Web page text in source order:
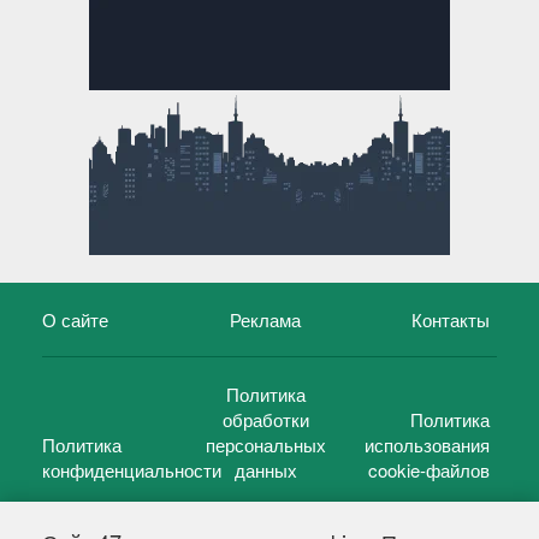
О сайте Реклама Контакты
Политика
конфиденциальности
Политика
обработки
персональных
данных
Политика
использования
cookie-файлов